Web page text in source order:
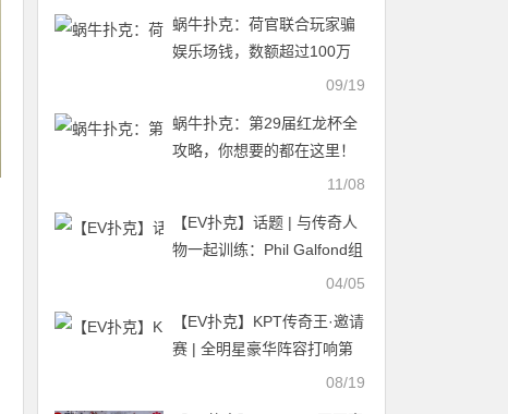
蜗牛扑克：荷官联合玩家骗
娱乐场钱，数额超过100万
09/19
蜗牛扑克：第29届红龙杯全
攻略，你想要的都在这里！
11/08
【EV扑克】话题 | 与传奇人
物一起训练：Phil Galfond组
04/05
【EV扑克】KPT传奇王·邀请
赛 | 全明星豪华阵容打响第
一战！A组共55人参赛，24
08/19